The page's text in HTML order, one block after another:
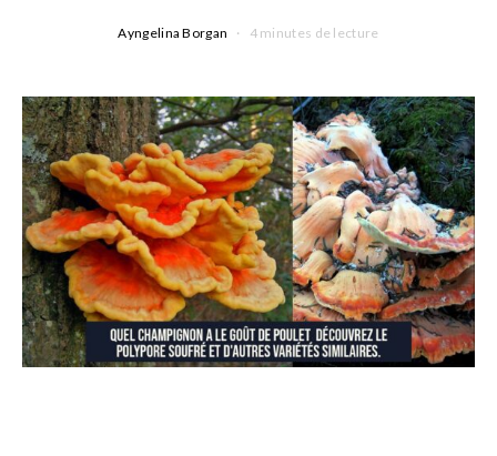
Ayngelina Borgan 4 minutes de lecture